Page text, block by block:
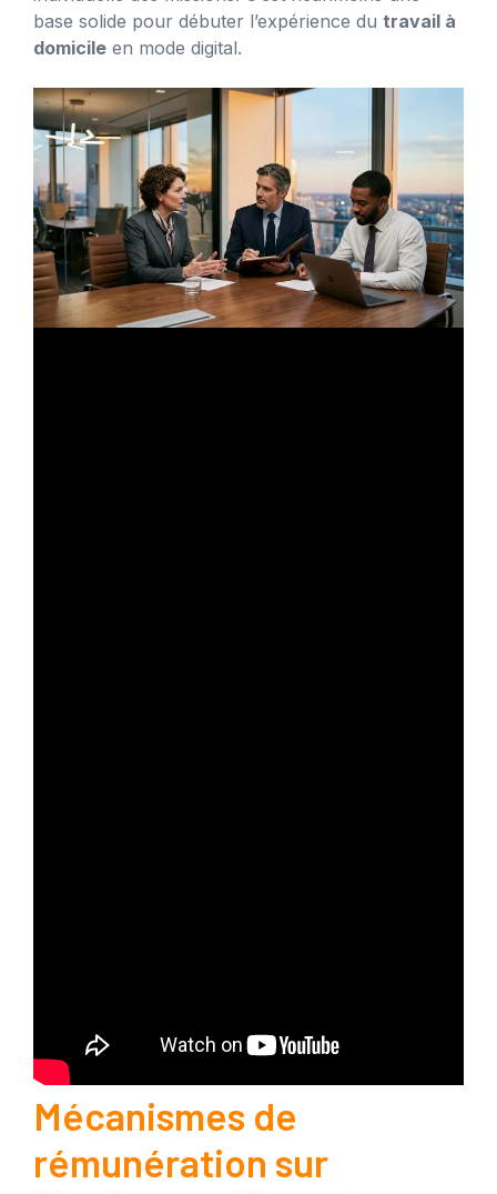
base solide pour débuter l’expérience du travail à
domicile en mode digital.
Mécanismes de
rémunération sur